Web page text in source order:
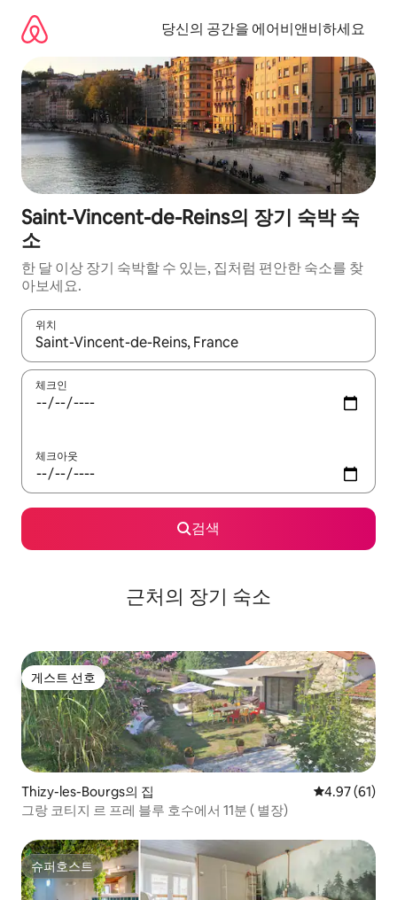
당신의 공간을 에어비앤비하세요
Saint-Vincent-de-Reins의 장기 숙박 숙
소
한 달 이상 장기 숙박할 수 있는, 집처럼 편안한 숙소를 찾
아보세요.
위치
결과가 나오면 위·아래 화살표 키를 사용하거나 터치 또는 스와이
체크인
체크아웃
검색
근처의 장기 숙소
게스트 선호
게스트 선호
Thizy-les-Bourgs의 집 평점 4.97점
4.97 (61)
그랑 코티지 르 프레 블루 호수에서 11분 ( 별장)
슈퍼호스트
슈퍼호스트